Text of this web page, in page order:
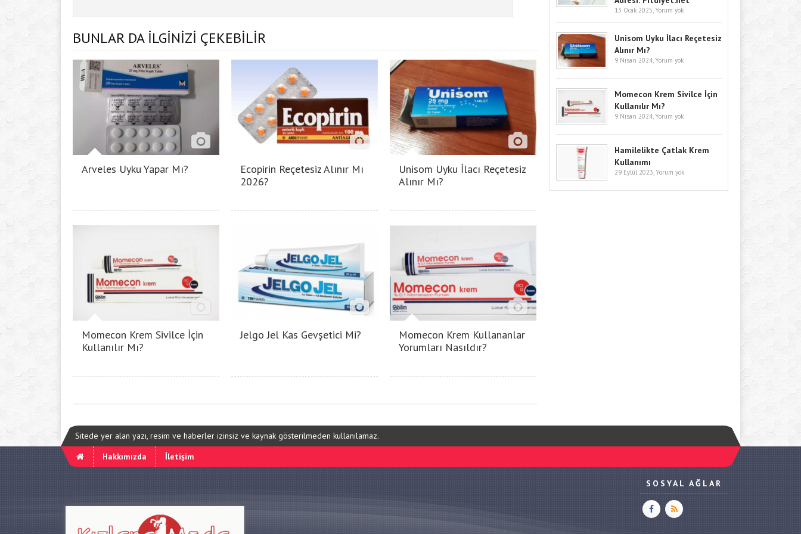
BUNLAR DA İLGİNİZİ ÇEKEBİLİR
Arveles Uyku Yapar Mı?
Ecopirin Reçetesiz Alınır Mı
2026?
Unisom Uyku İlacı Reçetesiz
Alınır Mı?
Momecon Krem Sivilce İçin
Kullanılır Mı?
Jelgo Jel Kas Gevşetici Mi?
Momecon Krem Kullananlar
Yorumları Nasıldır?
13 Ocak 2025, Yorum yok
Unisom Uyku İlacı Reçetesiz
Alınır Mı?
9 Nisan 2024, Yorum yok
Momecon Krem Sivilce İçin
Kullanılır Mı?
9 Nisan 2024, Yorum yok
Hamilelikte Çatlak Krem
Kullanımı
29 Eylül 2023, Yorum yok
Sitede yer alan yazı, resim ve haberler izinsiz ve kaynak gösterilmeden kullanılamaz.
Hakkımızda
İletişim
SOSYAL AĞLAR